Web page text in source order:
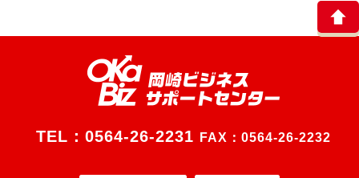
TEL： 0564-26-2231 FAX：0564-26-2232